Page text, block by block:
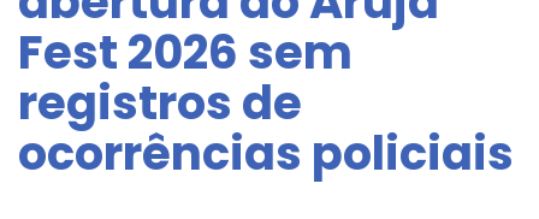
Vereadores Mirins iniciam jornada no Legislativo
com participação em Sessão Simulada
CONDEMAT+ e Sesc Mogi das Cruzes
promovem palestra sobre diversidade e inclusão no
mercado de trabalho
Fest 2026 sem
registros de
ocorrências policiais